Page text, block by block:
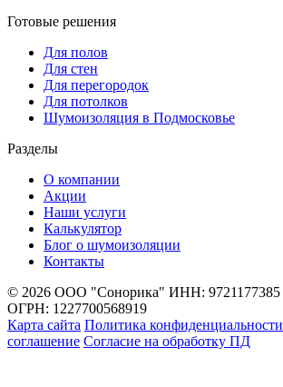
Готовые решения
Для полов
Для стен
Для перегородок
Для потолков
Шумоизоляция в Подмосковье
Разделы
О компании
Акции
Наши услуги
Калькулятор
Блог о шумоизоляции
Контакты
© 2026 ООО "Сонорика" ИНН: 9721177385
ОГРН: 1227700568919
Карта сайта Политика конфиденциальности
соглашение Согласие на обработку ПД